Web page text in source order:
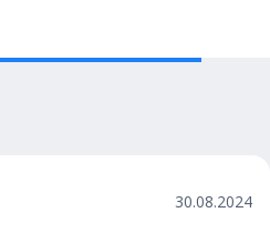
30.08.2024